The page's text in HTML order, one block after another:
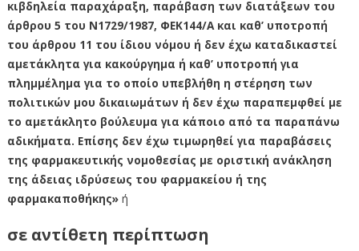
κιβδηλεία παραχάραξη, παράβαση των διατάξεων του
άρθρου 5 του Ν1729/1987, ΦΕΚ144/Α και καθ’ υποτροπή
του άρθρου 11 του ίδιου νόμου ή δεν έχω καταδικαστεί
αμετάκλητα για κακούργημα ή καθ’ υποτροπή για
πλημμέλημα για το οποίο υπεβλήθη η στέρηση των
πολιτικών μου δικαιωμάτων ή δεν έχω παραπεμφθεί με
το αμετάκλητο βούλευμα για κάποιο από τα παραπάνω
αδικήματα. Επίσης δεν έχω τιμωρηθεί για παραβάσεις
της φαρμακευτικής νομοθεσίας με οριστική ανάκληση
της άδειας ιδρύσεως του φαρμακείου ή της
φαρμακαποθήκης»ή
σε αντίθετη περίπτωση